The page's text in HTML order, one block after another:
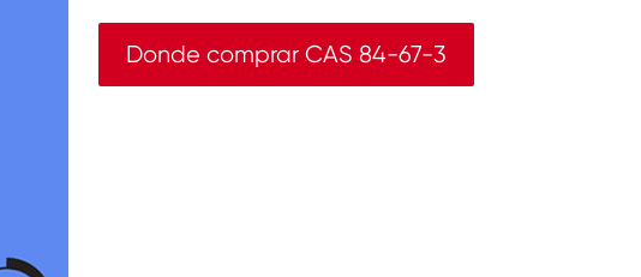
Donde comprar CAS 84-67-3